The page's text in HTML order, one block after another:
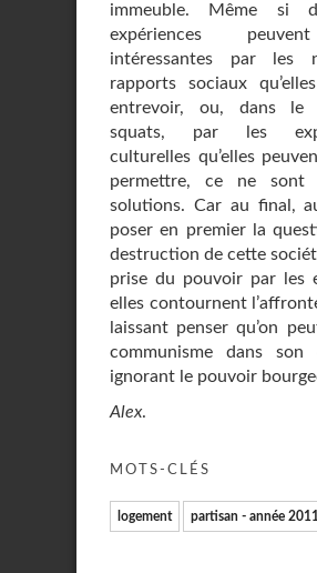
immeuble. Même si
expériences
intéressantes par les
rapports sociaux
entrevoir, ou, dans le
squats, par les
culturelles qu’elles
permettre, ce ne sont
solutions. Car au final,
poser en premier la
destruction de cette
prise du pouvoir par les
elles contournent
laissant penser qu’on
communisme dans son
ignorant le pouvoir
Alex.
MOTS-CLÉS
logement partisan - année 2011